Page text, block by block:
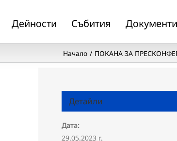
Дейности Събития Документи
Начало ПОКАНА ЗА
Детайли
Дата:
29.05.2023 г.